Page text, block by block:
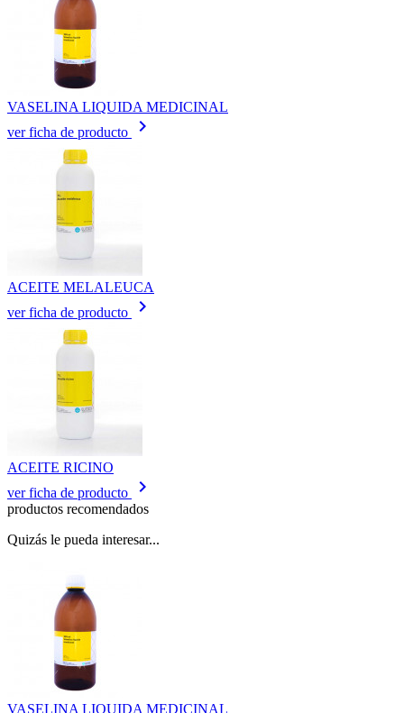
VASELINA LIQUIDA MEDICINAL
ver ficha de producto
keyboard_arrow_right
ACEITE MELALEUCA
ver ficha de producto
keyboard_arrow_right
ACEITE RICINO
ver ficha de producto
keyboard_arrow_right
productos recomendados
Quizás le pueda interesar...
VASELINA LIQUIDA MEDICINAL